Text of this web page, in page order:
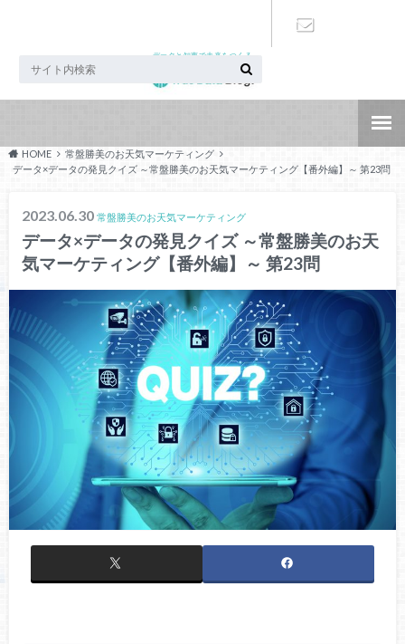
データと知恵で未来をつくる
HOME
常盤勝美のお天気マーケティング
データ×データの発見クイズ ～常盤勝美のお天気マーケティング【番外編】～ 第23問
2023.06.30 常盤勝美のお天気マーケティング
データ×データの発見クイズ ～常盤勝美のお天
気マーケティング【番外編】～ 第23問